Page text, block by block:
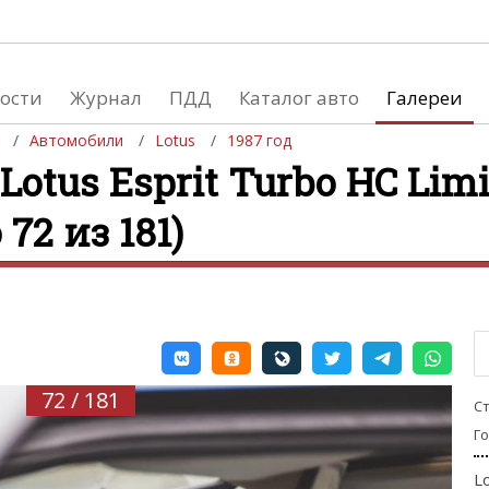
Журнал ПДД Каталог авто Галереи
Автомобили Lotus 1987 год
Esprit Turbo HC
из 181)
и автомобили
и мото
Список мировых автосалонов
72 / 181